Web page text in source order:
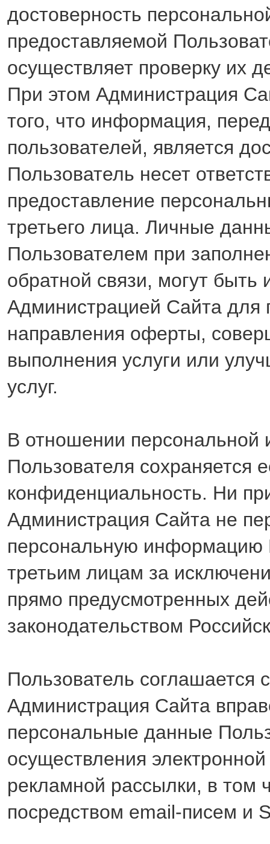
достоверность
предоставляемой
осуществляет проверку их
При этом Администрация
того, что информация,
пользователей, является
Пользователь несет
предоставление
третьего лица. Личные
Пользователем при
обратной связи, могут быть
Администрацией Сайта для
направления оферты,
выполнения услуги или
услуг.
В отношении
Пользователя сохраняется
конфиденциальность. Ни
Администрация Сайта не
персональную информацию
третьим лицам за
прямо предусмотренных
законодательством
Пользователь соглашается
Администрация Сайта
персональные данные
осуществления
рекламной рассылки, в том
посредством email-писем и